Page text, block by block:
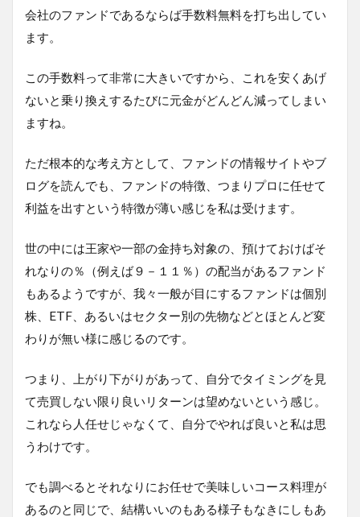
会社のファンドであるならば手数料無料を打ち出してい
ます。
この手数料って非常に大きいですから、これを安くあげ
ないと乗り換えするたびに元金がどんどん減ってしまい
ますね。
ただ根本的な考え方として、ファンドの情報サイトやブ
ログを読んでも、ファンドの特徴、つまりプロに任せて
利益を出すという特徴が薄い感じを私は受けます。
世の中には王家や一部の金持ち対象の、預けておけばそ
れなりの％（例えば９－１１％）の配当があるファンド
もあるようですが、我々一般が目にするファンドは個別
株、ETF、あるいはセクター別の先物などとほとんど変
わりが無い様に感じるのです。
つまり、上がり下がりがあって、自分でタイミングを見
て売買しない限り良いリターンは望めないという感じ。
これなら人任せじゃなくて、自分でやれば良いと私は思
うわけです。
でも調べるとそれなりにお任せで美味しいコース料理が
あるのと同じで、結構いいのもある様子もなきにしもあ